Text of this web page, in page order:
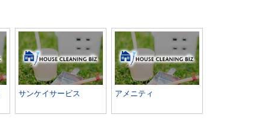
サンケイサービス アメニティ